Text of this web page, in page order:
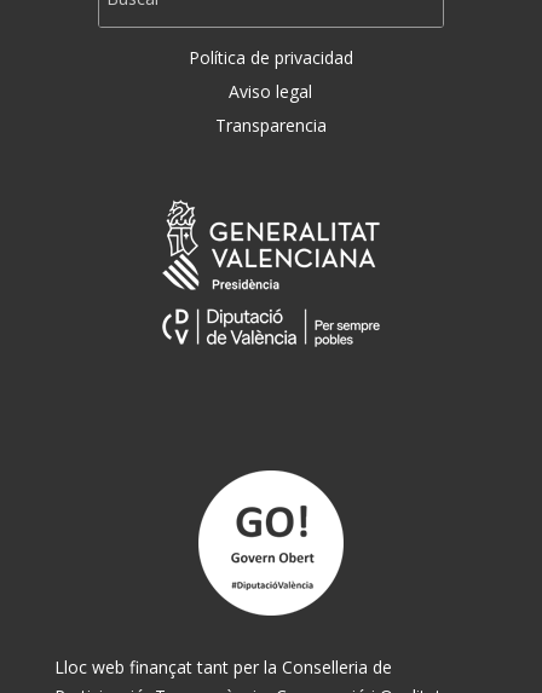
Política de privacidad
Aviso legal
Transparencia
Lloc web finançat tant per la Conselleria de